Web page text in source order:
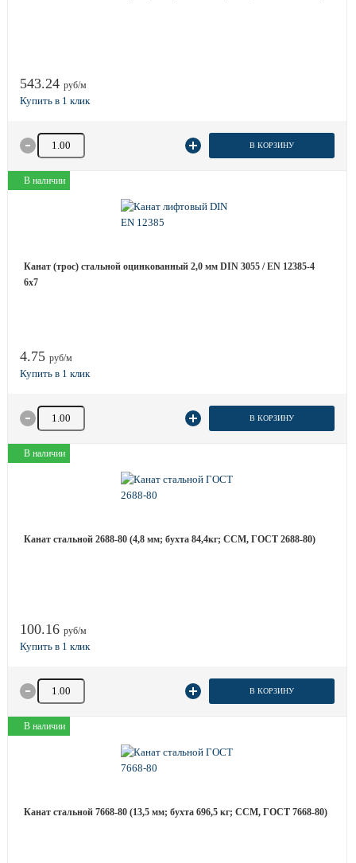
543.24 руб/м
Количество товара В КОРЗИНУ
В наличии
Канат (трос) стальной оцинкованный 2,0 мм DIN 3055 / EN 12385-4
6x7
4.75 руб/м
Количество товара В КОРЗИНУ
В наличии
Канат стальной 2688-80 (4,8 мм; бухта 84,4кг; ССМ, ГОСТ 2688-80)
100.16 руб/м
Количество товара В КОРЗИНУ
В наличии
Канат стальной 7668-80 (13,5 мм; бухта 696,5 кг; ССМ, ГОСТ 7668-80)